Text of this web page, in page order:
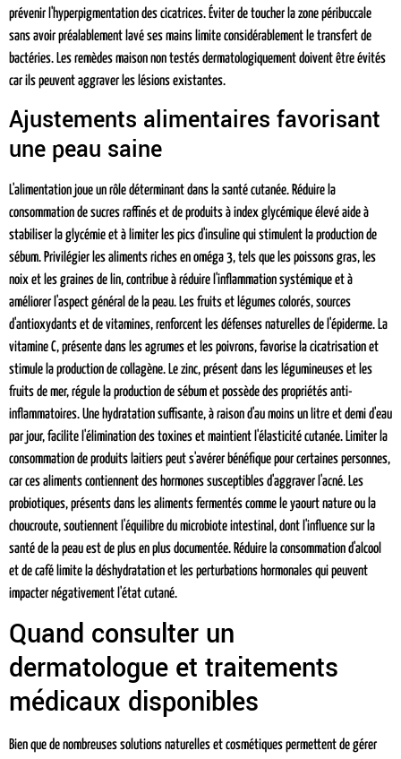
prévenir l'hyperpigmentation des cicatrices. Éviter de toucher la zone péribuccale
sans avoir préalablement lavé ses mains limite considérablement le transfert de
bactéries. Les remèdes maison non testés dermatologiquement doivent être évités
car ils peuvent aggraver les lésions existantes.
Ajustements alimentaires favorisant
une peau saine
L'alimentation joue un rôle déterminant dans la santé cutanée. Réduire la
consommation de sucres raffinés et de produits à index glycémique élevé aide à
stabiliser la glycémie et à limiter les pics d'insuline qui stimulent la production de
sébum. Privilégier les aliments riches en oméga 3, tels que les poissons gras, les
noix et les graines de lin, contribue à réduire l'inflammation systémique et à
améliorer l'aspect général de la peau. Les fruits et légumes colorés, sources
d'antioxydants et de vitamines, renforcent les défenses naturelles de l'épiderme. La
vitamine C, présente dans les agrumes et les poivrons, favorise la cicatrisation et
stimule la production de collagène. Le zinc, présent dans les légumineuses et les
fruits de mer, régule la production de sébum et possède des propriétés anti-
inflammatoires. Une hydratation suffisante, à raison d'au moins un litre et demi d'eau
par jour, facilite l'élimination des toxines et maintient l'élasticité cutanée. Limiter la
consommation de produits laitiers peut s'avérer bénéfique pour certaines personnes,
car ces aliments contiennent des hormones susceptibles d'aggraver l'acné. Les
probiotiques, présents dans les aliments fermentés comme le yaourt nature ou la
choucroute, soutiennent l'équilibre du microbiote intestinal, dont l'influence sur la
santé de la peau est de plus en plus documentée. Réduire la consommation d'alcool
et de café limite la déshydratation et les perturbations hormonales qui peuvent
impacter négativement l'état cutané.
Quand consulter un
dermatologue et traitements
médicaux disponibles
Bien que de nombreuses solutions naturelles et cosmétiques permettent de gérer